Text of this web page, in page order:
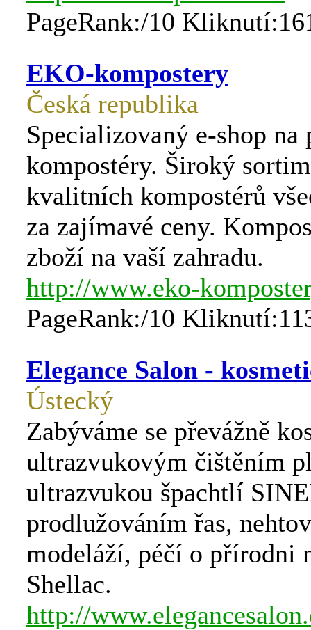
PageRank:/10
EKO-kompostery
Česká republika
Specializovaný e-shop na
kompostéry. Široký
kvalitních kompostérů
za zajímavé ceny.
zboží na vaší zahradu.
http://www.eko-
PageRank:/10
Elegance Salon -
Ústecký
Zabýváme se převážně
ultrazvukovým čištěním
ultrazvukou špachtlí
prodlužováním řas,
modeláží, péčí o přírodni
Shellac.
http://